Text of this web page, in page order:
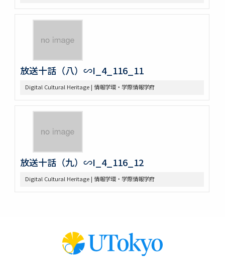
放送十話（八）∽I_4_116_11
Digital Cultural Heritage | 情報学環・学際情報学府
放送十話（九）∽I_4_116_12
Digital Cultural Heritage | 情報学環・学際情報学府